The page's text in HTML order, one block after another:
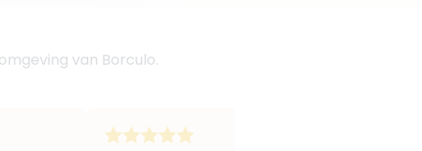
van Borculo.